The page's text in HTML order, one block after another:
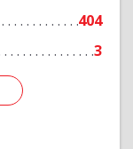
404
3